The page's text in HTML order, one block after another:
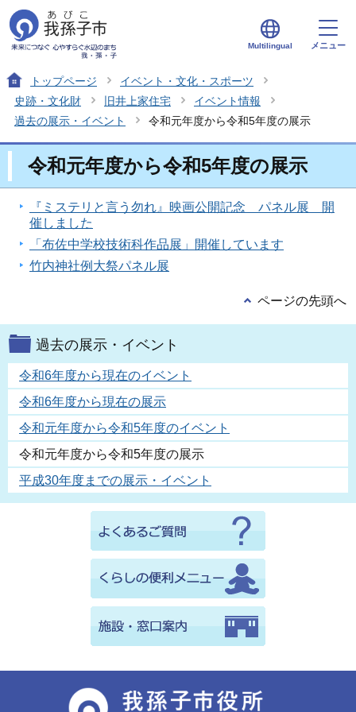
Multilingual メニュー
トップページ
イベント・文化・スポーツ
史跡・文化財
旧井上家住宅
イベント情報
過去の展示・イベント
令和元年度から令和5年度の展示
令和元年度から令和5年度の展示
『ミステリと言う勿れ』映画公開記念 パネル展 開
催しました
「布佐中学校技術科作品展」開催しています
竹内神社例大祭パネル展
ページの先頭へ
過去の展示・イベント
令和6年度から現在のイベント
令和6年度から現在の展示
令和元年度から令和5年度のイベント
令和元年度から令和5年度の展示
平成30年度までの展示・イベント